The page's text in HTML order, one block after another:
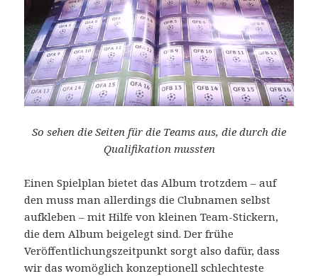
So sehen die Seiten für die Teams aus, die durch die
Qualifikation mussten
Einen Spielplan bietet das Album trotzdem – auf
den muss man allerdings die Clubnamen selbst
aufkleben – mit Hilfe von kleinen Team-Stickern,
die dem Album beigelegt sind. Der frühe
Veröffentlichungszeitpunkt sorgt also dafür, dass
wir das womöglich konzeptionell schlechteste